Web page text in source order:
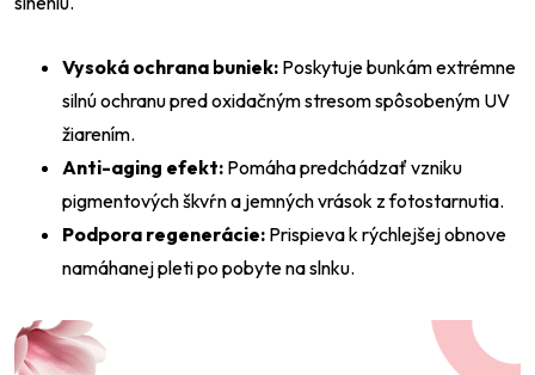
Vysoká ochrana buniek: Poskytuje bunkám extrémne
silnú ochranu pred oxidačným stresom spôsobeným UV
žiarením.
Anti-aging efekt: Pomáha predchádzať vzniku
pigmentových škvŕn a jemných vrások z fotostarnutia.
Podpora regenerácie: Prispieva k rýchlejšej obnove
namáhanej pleti po pobyte na slnku.